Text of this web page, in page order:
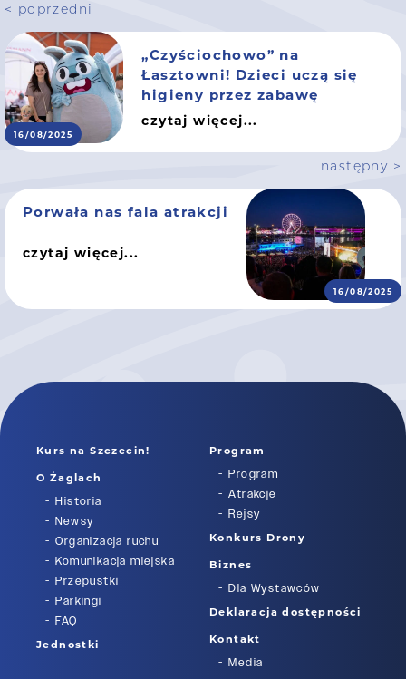
< poprzedni
16/08/2025
„Czyściochowo” na
Łasztowni! Dzieci uczą się
higieny przez zabawę
czytaj więcej...
następny >
16/08/2025
Porwała nas fala atrakcji
czytaj więcej...
Kurs na Szczecin!
O Żaglach
Historia
Newsy
Organizacja ruchu
Komunikacja miejska
Przepustki
Parkingi
FAQ
Jednostki
Program
Program
Atrakcje
Rejsy
Konkurs Drony
Biznes
Dla Wystawców
Deklaracja dostępności
Kontakt
Media